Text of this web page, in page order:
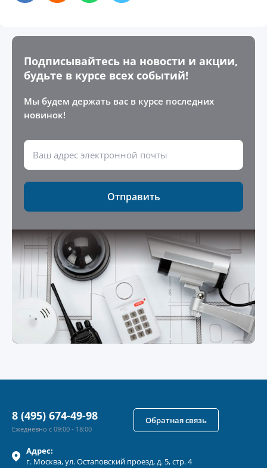
Подписывайтесь на новости и акции,
будьте в курсе всех событий!
Мы будем держать вас в курсе последних
новинок!
Отправить
Адрес:
г. Москва, ул.Остаповский проезд, д. 5, стр. 4
8 (495) 674-49-98
Ежедневно с 09:00 - 18:00
Обратная связь